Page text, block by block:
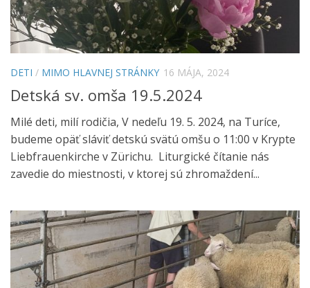
DETI / MIMO HLAVNEJ STRÁNKY 16 MÁJA, 2024
Detská sv. omša 19.5.2024
Milé deti, milí rodičia, V nedeľu 19. 5. 2024, na Turíce,
budeme opäť sláviť detskú svätú omšu o 11:00 v Krypte
Liebfrauenkirche v Zürichu. Liturgické čítanie nás
zavedie do miestnosti, v ktorej sú zhromaždení...